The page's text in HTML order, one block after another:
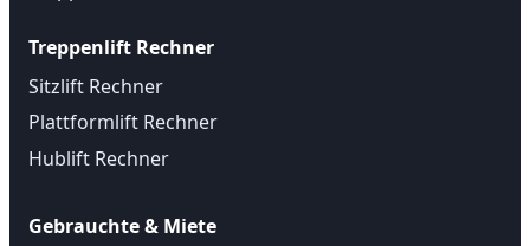
Treppenlift Rechner
Sitzlift Rechner
Plattformlift Rechner
Hublift Rechner
Gebrauchte & Miete